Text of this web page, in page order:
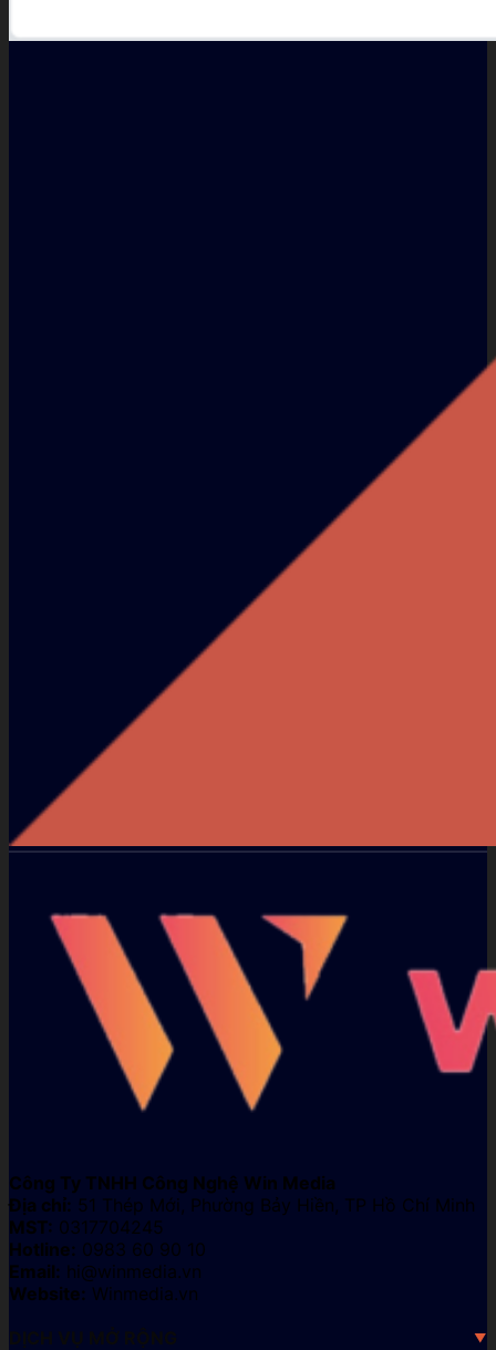
Công Ty TNHH Công Nghệ Win Media
Địa chỉ: 51 Thép Mới, Phường Bảy Hiền, TP Hồ Chí Minh
MST: 0317704245
Hotline: 0983 60 90 10
Email: hi@winmedia.vn
Website: Winmedia.vn
DỊCH VỤ MỞ RỘNG